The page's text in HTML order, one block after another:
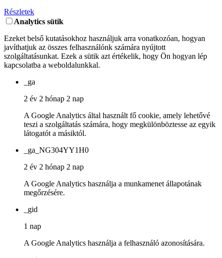
Részletek
Analytics sütik
Ezeket belső kutatásokhoz használjuk arra vonatkozóan, hogyan
javíthatjuk az összes felhasználónk számára nyújtott
szolgáltatásunkat. Ezek a sütik azt értékelik, hogy Ön hogyan lép
kapcsolatba a weboldalunkkal.
_ga
2 év 2 hónap 2 nap
A Google Analytics által használt fő cookie, amely lehetővé
teszi a szolgáltatás számára, hogy megkülönböztesse az egyik
látogatót a másiktól.
_ga_NG304YY1H0
2 év 2 hónap 2 nap
A Google Analytics használja a munkamenet állapotának
megőrzésére.
_gid
1 nap
A Google Analytics használja a felhasználó azonosítására.